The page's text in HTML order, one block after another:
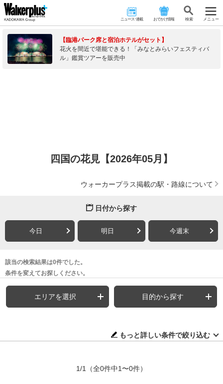
ニュース･連載 おでかけ情報 検 索 メニュー
【臨港パーク席と宿泊ホテルがセット】
花火を間近で堪能できる！「みなとみらいフェスティバ
ル」鑑賞ツアーを販売中
四国の花見【2026年05月】
ウォーカープラス掲載の駅・路線について
日付から探す
今日 明日 今週末
該当の検索結果は0件でした。
条件を変えてお探しください。
エリアを選択 目的から探す
もっと詳しい条件で絞り込む
1/1 （全0件中1〜0件）